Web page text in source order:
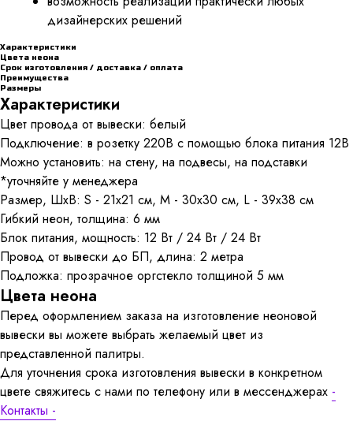
дизайнерских решений
Характеристики
Цвета неона
Срок изготовления / доставка / оплата
Преимущества
Размеры
Характеристики
Цвет провода от вывески: белый
Подключение: в розетку 220В с помощью блока питания 12В
Можно установить: на стену, на подвесы, на подставки
*уточняйте у менеджера
Размер, ШхВ: S - 21x21 см, M - 30x30 см, L - 39x38 см
Гибкий неон, толщина: 6 мм
Блок питания, мощность: 12 Вт / 24 Вт / 24 Вт
Провод от вывески до БП, длина: 2 метра
Подложка: прозрачное оргстекло толщиной 5 мм
Цвета неона
Перед оформлением заказа на изготовление неоновой
вывески вы можете выбрать желаемый цвет из
представленной палитры.
Для уточнения срока изготовления вывески в конкретном
цвете свяжитесь с нами по телефону или в мессенджерах -
Контакты -